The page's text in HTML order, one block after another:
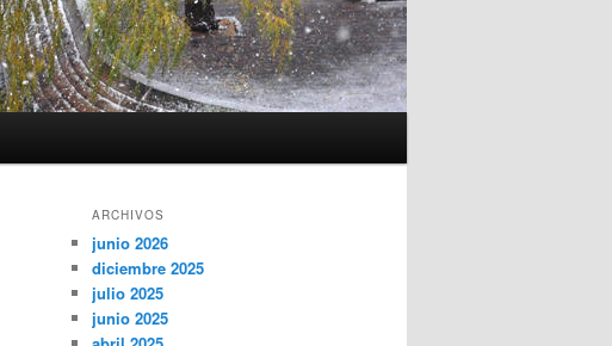
ARCHIVOS
junio 2026
diciembre 2025
julio 2025
junio 2025